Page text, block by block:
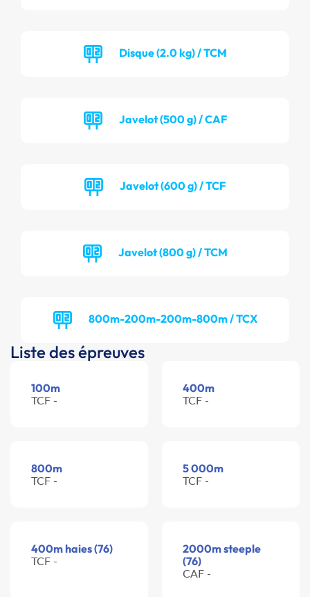
Disque (2.0 kg) / TCM
Javelot (500 g) / CAF
Javelot (600 g) / TCF
Javelot (800 g) / TCM
800m-200m-200m-800m / TCX
Liste des épreuves
100m
TCF -
400m
TCF -
800m
TCF -
5 000m
TCF -
400m haies (76)
TCF -
2000m steeple
(76)
CAF -